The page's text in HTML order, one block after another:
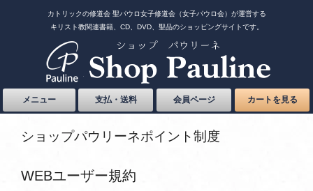
カトリックの修道会 聖パウロ女子修道会（女子パウロ会）が運営する
キリスト教関連書籍、CD、DVD、聖品のショッピングサイトです。
メニュー 支払・送料 会員ページ カートを見る
ショップパウリーネポイント制度
WEBユーザー規約